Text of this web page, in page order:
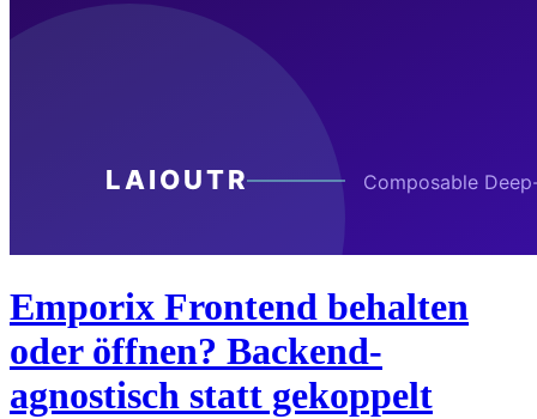
Emporix Frontend behalten
oder öffnen? Backend-
agnostisch statt gekoppelt